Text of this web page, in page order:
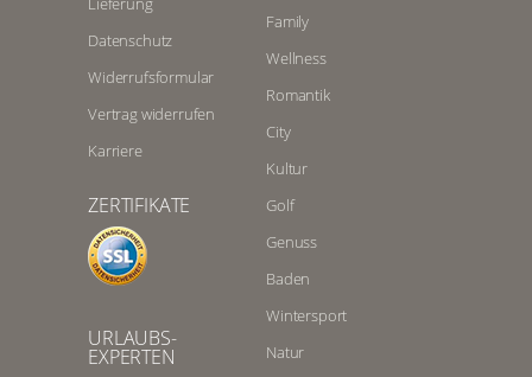
Datenschutz
Widerrufsformular
Vertrag widerrufen
Karriere
ZERTIFIKATE
URLAUBS-
EXPERTEN
Family
Wellness
Romantik
City
Kultur
Golf
Genuss
Baden
Wintersport
Natur